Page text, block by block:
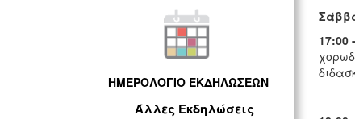
ΗΜΕΡΟΛΟΓΙΟ ΕΚΔΗΛΩΣΕΩΝ
Άλλες Εκδηλώσεις
17:00